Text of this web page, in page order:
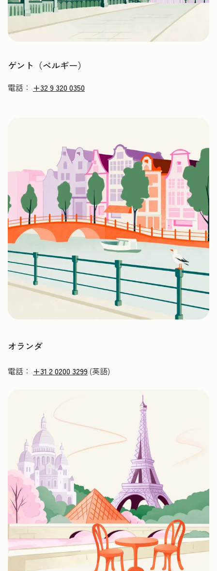
ゲント（ベルギー）
電話： +32 9 320 0350
オランダ
電話： +31 2 0200 3299 (英語)